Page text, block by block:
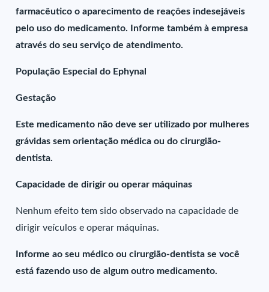
farmacêutico o aparecimento de reações indesejáveis
pelo uso do medicamento. Informe também à empresa
através do seu serviço de atendimento.
População Especial do Ephynal
Gestação
Este medicamento não deve ser utilizado por mulheres
grávidas sem orientação médica ou do cirurgião-
dentista.
Capacidade de dirigir ou operar máquinas
Nenhum efeito tem sido observado na capacidade de
dirigir veículos e operar máquinas.
Informe ao seu médico ou cirurgião-dentista se você
está fazendo uso de algum outro medicamento.